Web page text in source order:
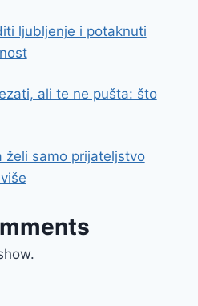
ljubljenje i potaknuti
ali te ne pušta: što
želi samo prijateljstvo